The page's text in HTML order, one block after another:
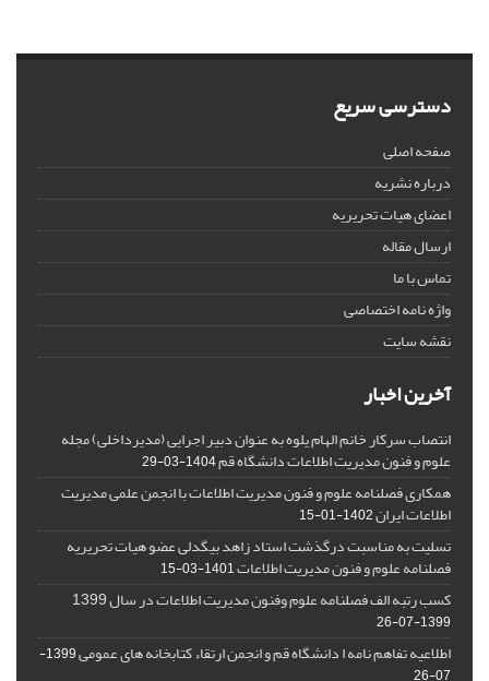
دسترسی سریع
صفحه اصلی
درباره نشریه
اعضای هیات تحریریه
ارسال مقاله
تماس با ما
واژه نامه اختصاصی
نقشه سایت
آخرین اخبار
انتصاب سرکار خانم الهام یلوه به عنوان دبیر اجرایی (مدیرداخلی) مجله
علوم و فنون مدیریت اطلاعات دانشگاه قم1404-03-29
همکاری فصلنامه علوم و فنون مدیریت اطلاعات با انجمن علمی مدیریت
اطلاعات ایران1402-01-15
تسلیت به مناسبت درگذشت استاد زاهد بیگدلی عضو هیات تحریریه
فصلنامه علوم و فنون مدیریت اطلاعات1401-03-15
کسب رتبه الف فصلنامه علوم وفنون مدیریت اطلاعات در سال 1399
1399-07-26
اطلاعیه تفاهم نامه ا دانشگاه قم و انجمن ارتقاء کتابخانه های عمومی
1399-
07-26